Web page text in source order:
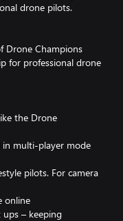
drone pilots.
Drone Champions
for professional drone
the Drone
multi-player mode
pilots. For camera
online
– keeping